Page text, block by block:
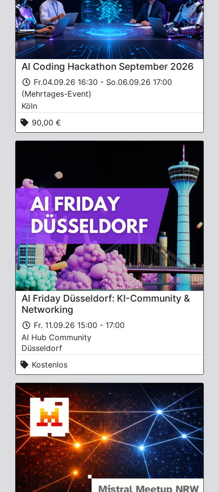
AI Coding Hackathon September 2026
Fr.04.09.26 16:30 - So.06.09.26 17:00
(Mehrtages-Event)
Köln
90,00 €
AI Friday Düsseldorf: KI-Community &
Networking
Fr. 11.09.26 15:00 - 17:00
AI Hub Community
Düsseldorf
Kostenlos